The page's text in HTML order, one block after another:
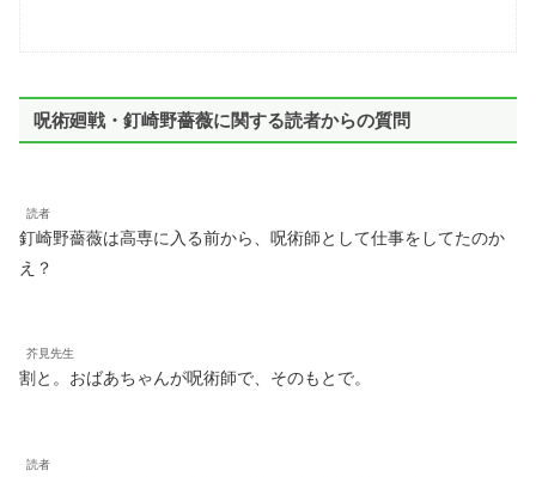
呪術廻戦・釘崎野薔薇に関する読者からの質問
読者
釘崎野薔薇は高専に入る前から、呪術師として仕事をしてたのか
え？
芥見先生
割と。おばあちゃんが呪術師で、そのもとで。
読者